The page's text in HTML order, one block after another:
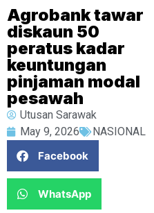
Agrobank tawar
diskaun 50
peratus kadar
keuntungan
pinjaman modal
pesawah
Utusan Sarawak
May 9, 2026
NASIONAL
Facebook
WhatsApp